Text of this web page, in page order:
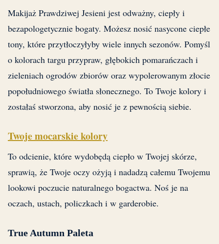
Makijaż Prawdziwej Jesieni jest odważny, ciepły i
bezapologetycznie bogaty. Możesz nosić nasycone ciepłe
tony, które przytłoczyłyby wiele innych sezonów. Pomyśl
o kolorach targu przypraw, głębokich pomarańczach i
zieleniach ogrodów zbiorów oraz wypolerowanym złocie
popołudniowego światła słonecznego. To Twoje kolory i
zostałaś stworzona, aby nosić je z pewnością siebie.
Twoje mocarskie kolory
To odcienie, które wydobędą ciepło w Twojej skórze,
sprawią, że Twoje oczy ożyją i nadadzą całemu Twojemu
lookowi poczucie naturalnego bogactwa. Noś je na
oczach, ustach, policzkach i w garderobie.
True Autumn Paleta